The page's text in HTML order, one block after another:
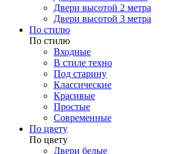
Двери высотой 2 метра
Двери высотой 3 метра
По стилю
По стилю
Входные
В стиле техно
Под старину
Классические
Красивые
Простые
Современные
По цвету
По цвету
Двери белые